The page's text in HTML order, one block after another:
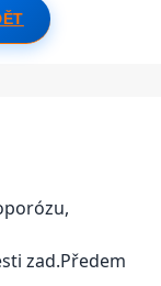
zad.Předem